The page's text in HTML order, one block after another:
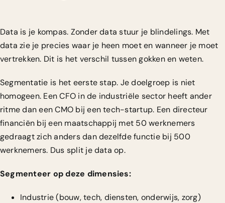
Data is je kompas. Zonder data stuur je blindelings. Met
data zie je precies waar je heen moet en wanneer je moet
vertrekken. Dit is het verschil tussen gokken en weten.
Segmentatie is het eerste stap. Je doelgroep is niet
homogeen. Een CFO in de industriële sector heeft ander
ritme dan een CMO bij een tech-startup. Een directeur
financiën bij een maatschappij met 50 werknemers
gedraagt zich anders dan dezelfde functie bij 500
werknemers. Dus split je data op.
Segmenteer op deze dimensies:
Industrie (bouw, tech, diensten, onderwijs, zorg)